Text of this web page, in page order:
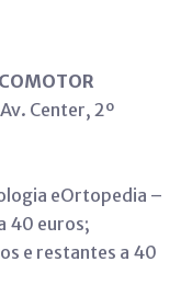
Center, 2º
eOrtopedia –
40 euros;
e restantes a 40